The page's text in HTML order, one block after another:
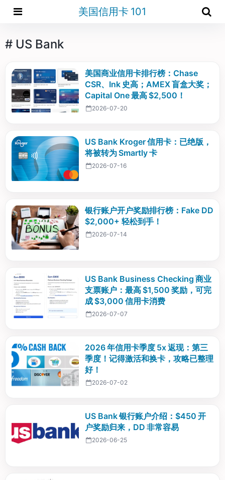
美国信用卡 101
# US Bank
美国商业信用卡排行榜：Chase
CSR、Ink 史高；AMEX 盲盒大奖；
Capital One 最高 $2,500！
2026-07-20
US Bank Kroger 信用卡：已绝版，
将被转为 Smartly 卡
2026-07-16
银行账户开户奖励排行榜：Fake DD
$2,000+ 轻松到手！
2026-07-14
US Bank Business Checking 商业
支票账户：最高 $1,500 奖励，可完
成 $3,000 信用卡消费
2026-07-07
2026 年信用卡季度 5x 返现：第三
季度！记得激活和换卡，攻略已整理
好！
2026-07-02
US Bank 银行账户介绍：$450 开
户奖励归来，DD 非常容易
2026-06-25